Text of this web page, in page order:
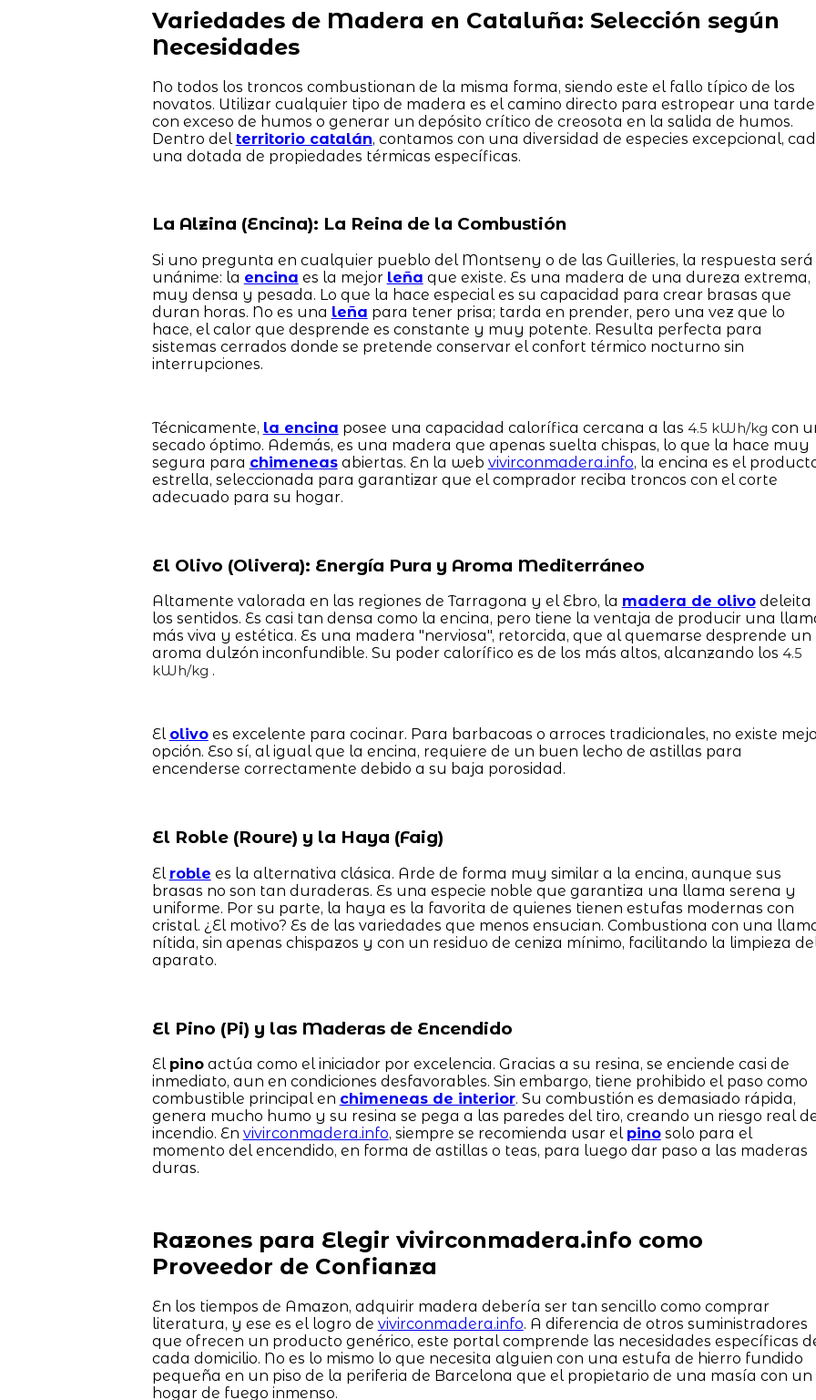
Variedades de Madera en Cataluña: Selección según
Necesidades
No todos los troncos combustionan de la misma forma, siendo este el fallo típico de los
novatos. Utilizar cualquier tipo de madera es el camino directo para estropear una tarde
con exceso de humos o generar un depósito crítico de creosota en la salida de humos.
Dentro del territorio catalán, contamos con una diversidad de especies excepcional,
una dotada de propiedades térmicas específicas.
La Alzina (Encina): La Reina de la Combustión
Si uno pregunta en cualquier pueblo del Montseny o de las Guilleries, la respuesta será
unánime: la encina es la mejor leña que existe. Es una madera de una dureza extrema,
muy densa y pesada. Lo que la hace especial es su capacidad para crear brasas que
duran horas. No es una leña para tener prisa; tarda en prender, pero una vez que lo
hace, el calor que desprende es constante y muy potente. Resulta perfecta para
sistemas cerrados donde se pretende conservar el confort térmico nocturno sin
interrupciones.
Técnicamente, la encina posee una capacidad calorífica cercana a las 4.5 kWh/kg con
secado óptimo. Además, es una madera que apenas suelta chispas, lo que la hace muy
segura para chimeneasabiertas. En la web vivirconmadera.info, la encina es el
estrella, seleccionada para garantizar que el comprador reciba troncos con el corte
adecuado para su hogar.
El Olivo (Olivera): Energía Pura y Aroma Mediterráneo
Altamente valorada en las regiones de Tarragona y el Ebro, la madera de olivodeleita
los sentidos. Es casi tan densa como la encina, pero tiene la ventaja de producir una
más viva y estética. Es una madera "nerviosa", retorcida, que al quemarse desprende un
aroma dulzón inconfundible. Su poder calorífico es de los más altos, alcanzando los 4.5
kWh/kg .
El olivoes excelente para cocinar. Para barbacoas o arroces tradicionales, no existe
opción. Eso sí, al igual que la encina, requiere de un buen lecho de astillas para
encenderse correctamente debido a su baja porosidad.
El Roble (Roure) y la Haya (Faig)
El roble es la alternativa clásica. Arde de forma muy similar a la encina, aunque sus
brasas no son tan duraderas. Es una especie noble que garantiza una llama serena y
uniforme. Por su parte, la haya es la favorita de quienes tienen estufas modernas con
cristal. ¿El motivo? Es de las variedades que menos ensucian. Combustiona con una
nítida, sin apenas chispazos y con un residuo de ceniza mínimo, facilitando la limpieza
aparato.
El Pino (Pi) y las Maderas de Encendido
El pinoactúa como el iniciador por excelencia. Gracias a su resina, se enciende casi de
inmediato, aun en condiciones desfavorables. Sin embargo, tiene prohibido el paso como
combustible principal en chimeneas de interior. Su combustión es demasiado rápida,
genera mucho humo y su resina se pega a las paredes del tiro, creando un riesgo real
incendio. En vivirconmadera.info, siempre se recomienda usar el pinosolo para el
momento del encendido, en forma de astillas o teas, para luego dar paso a las maderas
duras.
Razones para Elegir vivirconmadera.info como
Proveedor de Confianza
En los tiempos de Amazon, adquirir madera debería ser tan sencillo como comprar
literatura, y ese es el logro de vivirconmadera.info. A diferencia de otros suministradores
que ofrecen un producto genérico, este portal comprende las necesidades específicas
cada domicilio. No es lo mismo lo que necesita alguien con una estufa de hierro fundido
pequeña en un piso de la periferia de Barcelona que el propietario de una masía con un
hogar de fuego inmenso.